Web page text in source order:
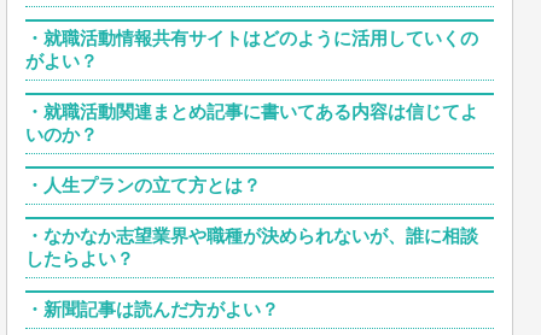
・ 就職活動情報共有サイトはどのように活用していくの
がよい？
・ 就職活動関連まとめ記事に書いてある内容は信じてよ
いのか？
・ 人生プランの立て方とは？
・ なかなか志望業界や職種が決められないが、誰に相談
したらよい？
・ 新聞記事は読んだ方がよい？